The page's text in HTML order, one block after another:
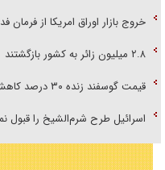
خروج بازار اوراق امریکا از فرمان
۲.۸ میلیون زائر به کشور بازگشتند
قیمت گوسفند زنده ۳۰ درصد کاهش یافت؛ گوشت ارزان نشد
اسرائیل طرح شرم‌الشیخ را قبول